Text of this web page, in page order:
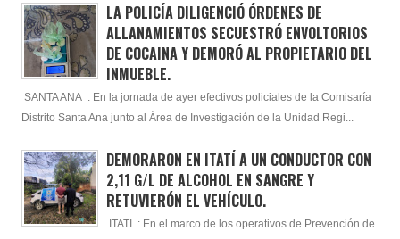
LA POLICÍA DILIGENCIÓ ÓRDENES DE
ALLANAMIENTOS SECUESTRÓ ENVOLTORIOS
DE COCAINA Y DEMORÓ AL PROPIETARIO DEL
INMUEBLE.
SANTA ANA : En la jornada de ayer efectivos policiales de la Comisaría
Distrito Santa Ana junto al Área de Investigación de la Unidad Regi...
DEMORARON EN ITATÍ A UN CONDUCTOR CON
2,11 G/L DE ALCOHOL EN SANGRE Y
RETUVIERÓN EL VEHÍCULO.
ITATI : En el marco de los operativos de Prevención de